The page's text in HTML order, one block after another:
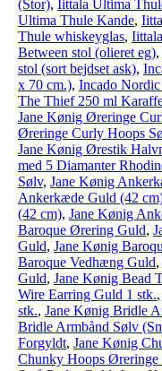
(Stor), Iittala Ultima
Ultima Thule Kande,
Thule whiskeyglas,
Between stol (olieret eg),
stol (sort bejdset ask),
x 70 cm.), Incado
The Thief 250 ml
Jane Kønig Øreringe
Øreringe Curly Hoops
Jane Kønig Ørestik
med 5 Diamanter
Sølv, Jane Kønig
Ankerkæde Guld (42
(42 cm), Jane Kønig
Baroque Ørering Guld,
Guld, Jane Kønig
Baroque Vedhæng Guld,
Guld, Jane Kønig Bead
Wire Earring Guld 1 stk.,
stk., Jane Kønig Bridle
Bridle Armbånd Sølv
Forgyldt, Jane Kønig
Chunky Hoops Øreringe